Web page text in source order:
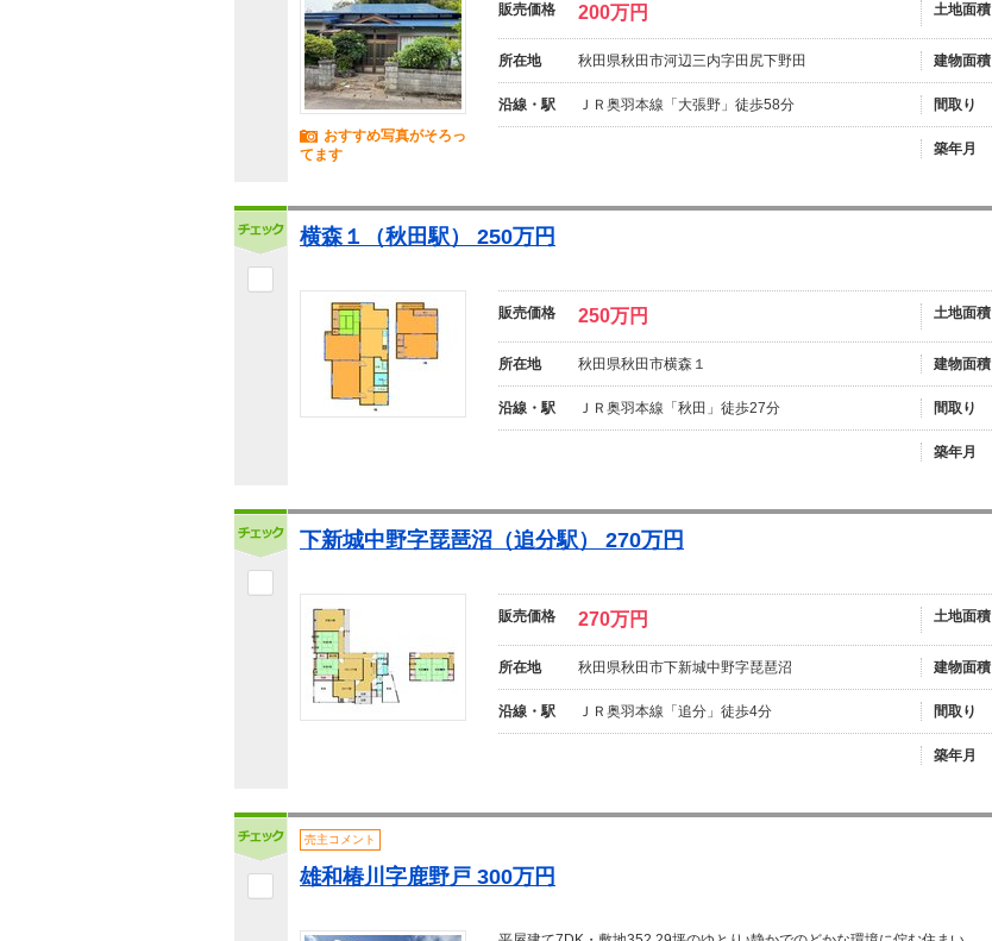
おすすめ写真がそろっ
てます
販売価格 200万円 土地面積
所在地 秋田県秋田市河辺三内字田尻下野田 建物面積
沿線・駅 ＪＲ奥羽本線「大張野」徒歩58分 間取り
築年月
横森１（秋田駅） 250万円
販売価格 250万円 土地面積
所在地 秋田県秋田市横森１ 建物面積
沿線・駅 ＪＲ奥羽本線「秋田」徒歩27分 間取り
築年月
下新城中野字琵琶沼（追分駅） 270万円
販売価格 270万円 土地面積
所在地 秋田県秋田市下新城中野字琵琶沼 建物面積
沿線・駅 ＪＲ奥羽本線「追分」徒歩4分 間取り
築年月
売主コメント
雄和椿川字鹿野戸 300万円